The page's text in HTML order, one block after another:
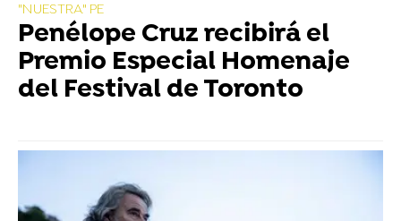
"NUESTRA" PE
Penélope Cruz recibirá el
Premio Especial Homenaje
del Festival de Toronto